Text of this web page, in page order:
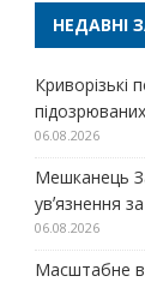
НЕДАВНІ
Криворізькі
06.08.2026
Мешканець
увʼязнення
06.08.2026
Масштабне